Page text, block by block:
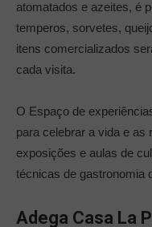
atomatados e azeites, é
temperos, sorvetes,
itens comercializados
cada visita.
O Espaço de
para celebrar a vida e
exposições e aulas de
técnicas de gastronomia
Adega Casa La